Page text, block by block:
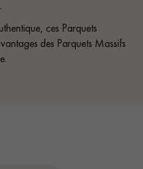
ces Parquets
des Parquets Massifs